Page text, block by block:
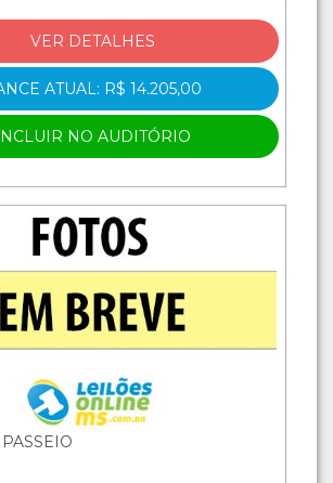
VER DETALHES
ATUAL: R$ 14.205,00
NO AUDITÓRIO